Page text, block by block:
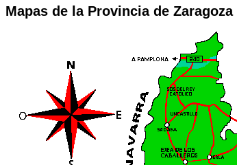
Mapas de la Provincia de Zaragoza